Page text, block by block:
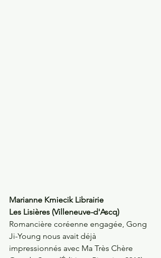
Marianne Kmiecik Librairie
Les Lisières (Villeneuve-d'Ascq)
Romancière coréenne engagée, Gong
Ji-Young nous avait déjà
impressionnés avec Ma Très Chère